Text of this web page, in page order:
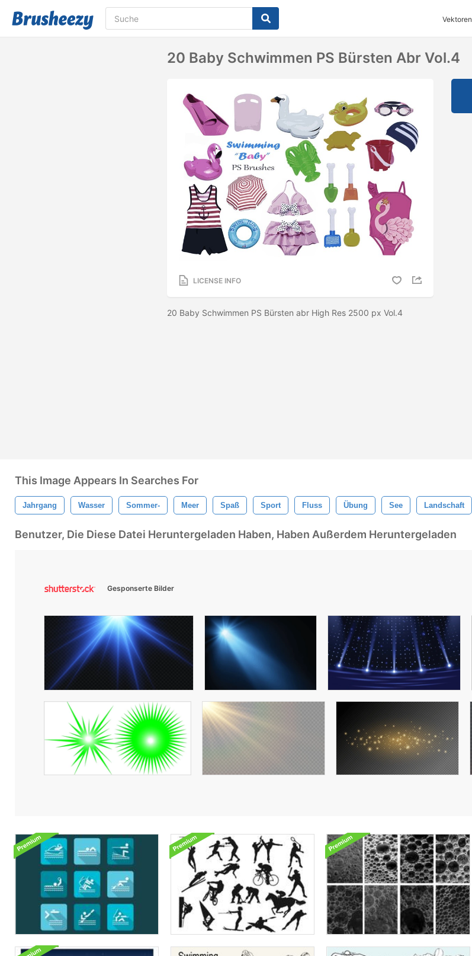
Vektoren
20 Baby Schwimmen PS Bürsten Abr Vol.4
LICENSE INFO
20 Baby Schwimmen PS Bürsten abr High Res 2500 px Vol.4
This Image Appears In Searches For
Jahrgang Wasser Sommer- Meer Spaß Sport Fluss Übung See Landschaft
Benutzer, Die Diese Datei Heruntergeladen Haben, Haben Außerdem Heruntergeladen
Gesponserte Bilder